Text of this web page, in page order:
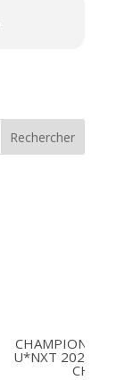
Rechercher
CHAMPIONNATS
U*NXT 2026 16-